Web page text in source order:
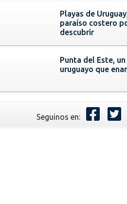
Playas de
paraíso costero
descubrir
Punta del Este,
uruguayo que
Seguinos en: